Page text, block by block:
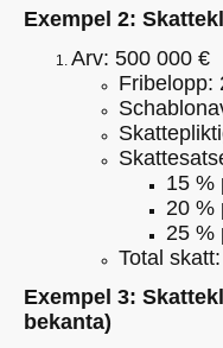
Exempel 2:
Arv: 500 000 €
Fribelopp:
15 %
20 %
25 %
Total
Exempel 3:
bekanta)